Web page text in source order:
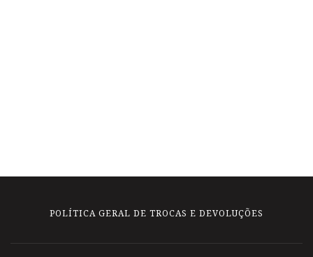
POLÍTICA GERAL DE TROCAS E DEVOLUÇÕES